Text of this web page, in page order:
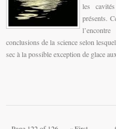
les
présents.
conclusions de la science selon
sec à la possible exception de glace